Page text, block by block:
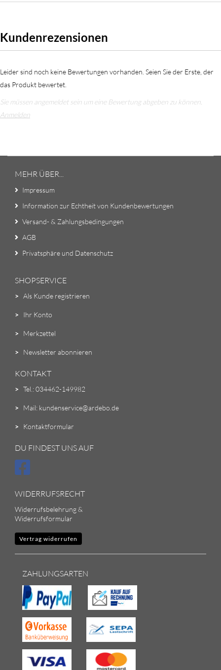
Kundenrezensionen
Leider sind noch keine Bewertungen vorhanden. Seien Sie der Erste, der
das Produkt bewertet.
Sie müssen angemeldet sein um eine Bewertung abgeben zu können.
Anmelden
MEHR ÜBER...
Impressum
Information zur Echtheit von Kundenbewertungen
Versand- & Zahlungsbedingungen
AGB
Privatsphäre und Datenschutz
SHOPSERVICE
> Als Kunde registrieren
> Ihr Konto
> Merkzettel
> Newsletter abonnieren
KONTAKT
> Tel.: 034462-149982
> Mail: kundenservice@ardebo.de
> Kontaktformular
DU FINDEST UNS AUF
WIDERRUFSRECHT
Widerrufsbelehrung &
Widerrufsformular
Vertrag widerrufen
ZAHLUNGSARTEN